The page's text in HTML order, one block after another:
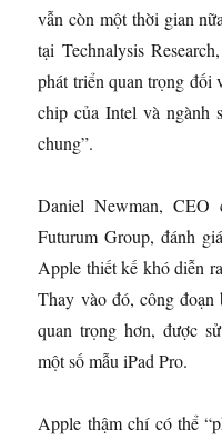
vẫn còn một thời gian
tại Technalysis
phát triển quan trọng đối
chip của Intel và ngành
chung”.
Daniel Newman,
Futurum Group, đánh
Apple thiết kế khó diễn
Thay vào đó, công
quan trọng hơn, được
một số mẫu iPad Pro.
Apple thậm chí có thể